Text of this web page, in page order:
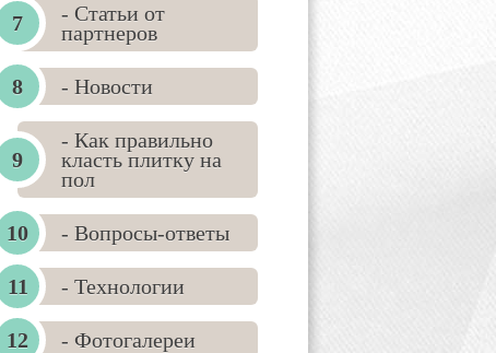
- Статьи от
партнеров
- Новости
- Как правильно
класть плитку на
пол
- Вопросы-ответы
- Технологии
- Фотогалереи